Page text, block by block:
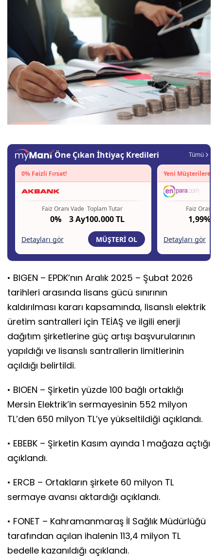
• BIGEN – EPDK’nın Aralık 2025 – Şubat 2026
tarihleri arasında lisans gücü sınırının
kaldırılması kararı kapsamında, lisanslı elektrik
üretim santralleri için TEİAŞ ve ilgili enerji
dağıtım şirketlerine güç artışı başvurularının
yapıldığı ve lisanslı santrallerin limitlerinin
açıldığı belirtildi.
• BIOEN – Şirketin yüzde 100 bağlı ortaklığı
Mersin Elektrik’in sermayesinin 552 milyon
TL’den 650 milyon TL’ye yükseltildiği açıklandı.
• EBEBK – Şirketin Kasım ayında 1 mağaza açtığı
açıklandı.
• ERCB – Ortakların şirkete 60 milyon TL
sermaye avansı aktardığı açıklandı.
• FONET – Kahramanmaraş İl Sağlık Müdürlüğü
tarafından açılan ihalenin 113,4 milyon TL
bedelle kazanıldığı açıklandı.